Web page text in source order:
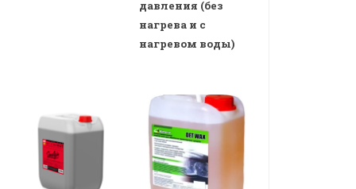
давления (без
нагрева и с
нагревом воды)